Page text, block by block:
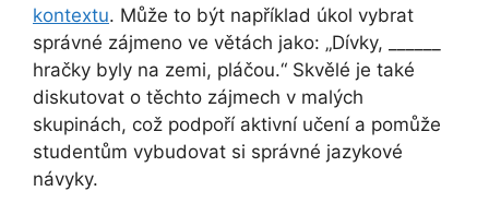
kontextu. Může to být například úkol vybrat
správné zájmeno ve větách jako: „Dívky, ______
hračky byly na zemi, pláčou.“ Skvělé je také
diskutovat o těchto zájmech v malých
skupinách, což podpoří aktivní učení a pomůže
studentům vybudovat si správné jazykové
návyky.